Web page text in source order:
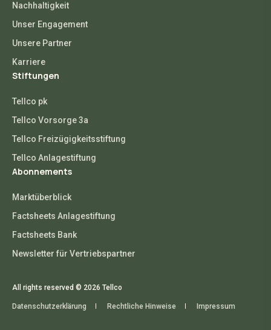
Nachhaltigkeit
Unser Engagement
Unsere Partner
Karriere
Stiftungen
Tellco pk
Tellco Vorsorge 3a
Tellco Freizügigkeitsstiftung
Tellco Anlagestiftung
Abonnements
Marktüberblick
Factsheets Anlagestiftung
Factsheets Bank
Newsletter für Vertriebspartner
All rights reserved © 2026 Tellco
Datenschutzerklärung Rechtliche Hinweise Impressum